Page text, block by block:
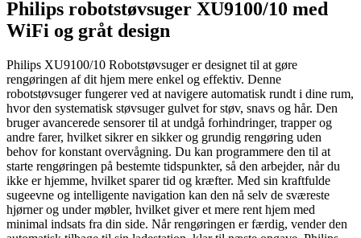
Philips robotstøvsuger XU9100/10 med
WiFi og gråt design
Philips XU9100/10 Robotstøvsuger er designet til at gøre
rengøringen af dit hjem mere enkel og effektiv. Denne
robotstøvsuger fungerer ved at navigere automatisk rundt i dine rum,
hvor den systematisk støvsuger gulvet for støv, snavs og hår. Den
bruger avancerede sensorer til at undgå forhindringer, trapper og
andre farer, hvilket sikrer en sikker og grundig rengøring uden
behov for konstant overvågning. Du kan programmere den til at
starte rengøringen på bestemte tidspunkter, så den arbejder, når du
ikke er hjemme, hvilket sparer tid og kræfter. Med sin kraftfulde
sugeevne og intelligente navigation kan den nå selv de sværeste
hjørner og under møbler, hvilket giver et mere rent hjem med
minimal indsats fra din side. Når rengøringen er færdig, vender den